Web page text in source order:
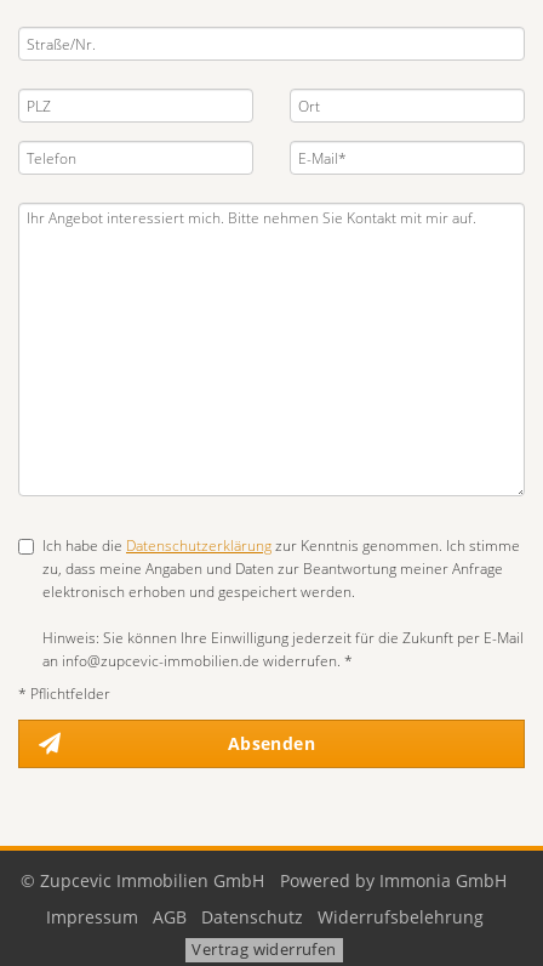
Ich habe die Datenschutzerklärungzur Kenntnis genommen. Ich stimme
zu, dass meine Angaben und Daten zur Beantwortung meiner Anfrage
elektronisch erhoben und gespeichert werden.
Hinweis: Sie können Ihre Einwilligung jederzeit für die Zukunft per E-Mail
an info@zupcevic-immobilien.de widerrufen. *
* Pflichtfelder
Absenden
© Zupcevic Immobilien GmbH
Powered by Immonia GmbH
Impressum
AGB Datenschutz Widerrufsbelehrung
Vertrag widerrufen